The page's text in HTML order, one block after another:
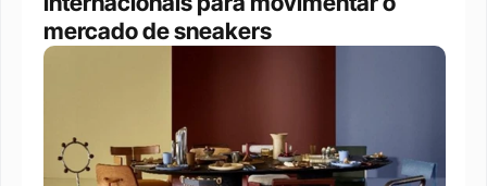
mercado de sneakers